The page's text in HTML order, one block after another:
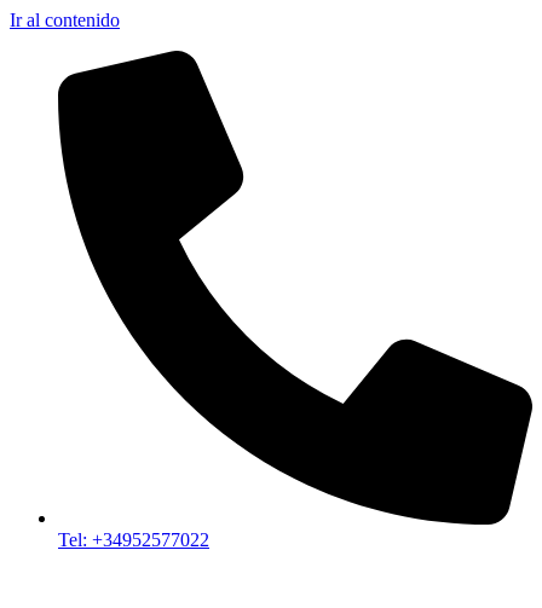
Ir al contenido
Tel: +34952577022